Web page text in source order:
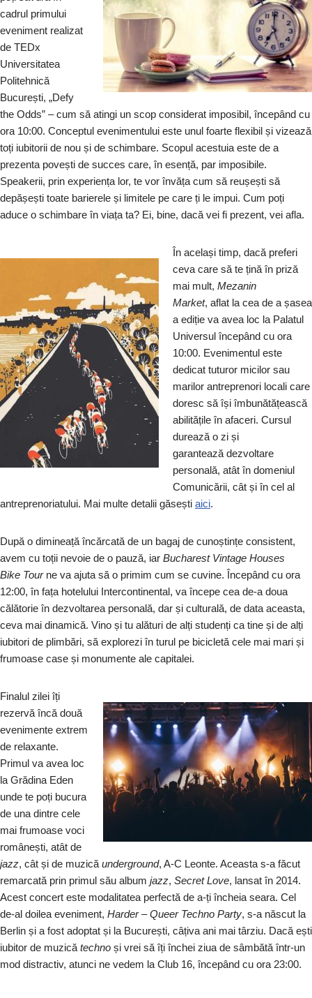
cadrul primului
eveniment realizat
de TEDx
Universitatea
Politehnică
București, „Defy
the Odds” – cum să atingi un scop considerat imposibil, începând cu
ora 10:00. Conceptul evenimentului este unul foarte flexibil și vizează
toți iubitorii de nou și de schimbare. Scopul acestuia este de a
prezenta povești de succes care, în esență, par imposibile.
Speakerii, prin experiența lor, te vor învăța cum să reușești să
depășești toate barierele și limitele pe care ți le impui. Cum poți
aduce o schimbare în viața ta? Ei, bine, dacă vei fi prezent, vei afla.
În același timp, dacă preferi
ceva care să te țină în priză
mai mult, Mezanin
Market, aflat la cea de a șasea
a ediție va avea loc la Palatul
Universul începând cu ora
10:00. Evenimentul este
dedicat tuturor micilor sau
marilor antreprenori locali care
doresc să își îmbunătățească
abilitățile în afaceri. Cursul
durează o zi și
garantează dezvoltare
personală, atât în domeniul
Comunicării, cât și în cel al
antreprenoriatului. Mai multe detalii găsești aici.
După o dimineață încărcată de un bagaj de cunoștințe consistent,
avem cu toții nevoie de o pauză, iar Bucharest Vintage Houses
Bike Tourne va ajuta să o primim cum se cuvine. Începând cu ora
12:00, în fața hotelului Intercontinental, va începe cea de-a doua
călătorie în dezvoltarea personală, dar și culturală, de data aceasta,
ceva mai dinamică. Vino și tu alături de alți studenți ca tine și de alți
iubitori de plimbări, să explorezi în turul pe bicicletă cele mai mari și
frumoase case și monumente ale capitalei.
Finalul zilei îți
rezervă încă două
evenimente extrem
de relaxante.
Primul va avea loc
la Grădina Eden
unde te poți bucura
de una dintre cele
mai frumoase voci
românești, atât de
jazz, cât și de muzică underground, A-C Leonte. Aceasta s-a făcut
remarcată prin primul său album jazz, Secret Love, lansat în 2014.
Acest concert este modalitatea perfectă de a-ți încheia seara. Cel
de-al doilea eveniment, Harder – Queer Techno Party, s-a născut la
Berlin și a fost adoptat și la București, câțiva ani mai târziu. Dacă ești
iubitor de muzică techno și vrei să îți închei ziua de sâmbătă într-un
mod distractiv, atunci ne vedem la Club 16, începând cu ora 23:00.